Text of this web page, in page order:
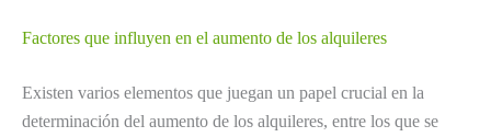
Factores que influyen en el aumento de los alquileres
Existen varios elementos que juegan un papel crucial en la
determinación del aumento de los alquileres, entre los que se